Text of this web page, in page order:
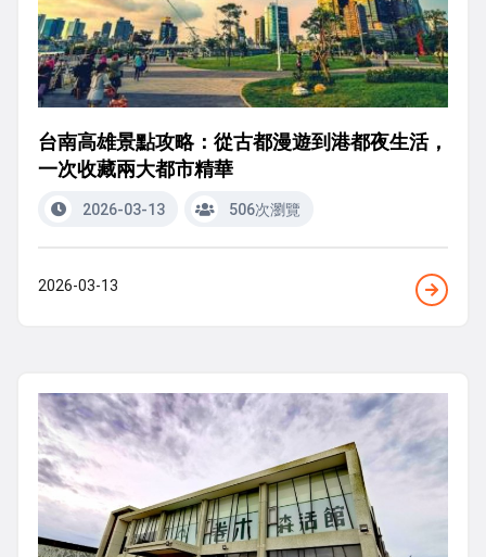
台南高雄景點攻略：從古都漫遊到港都夜生活，
一次收藏兩大都市精華
2026-03-13 506次瀏覽
2026-03-13